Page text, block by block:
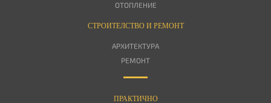
ОТОПЛЕНИЕ
СТРОИТЕЛСТВО И РЕМОНТ
АРХИТЕКТУРА
РЕМОНТ
ПРАКТИЧНО